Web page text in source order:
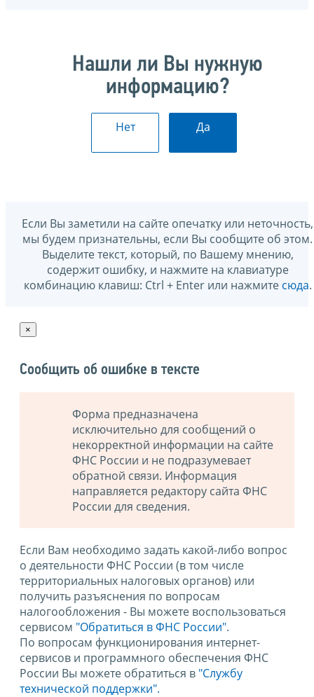
Нашли ли Вы нужную
информацию?
Нет Да
Если Вы заметили на сайте опечатку или неточность,
мы будем признательны, если Вы сообщите об этом.
Выделите текст, который, по Вашему мнению,
содержит ошибку, и нажмите на клавиатуре
комбинацию клавиш: Ctrl + Enter или нажмите сюда.
×
Сообщить об ошибке в тексте
Форма предназначена
исключительно для сообщений о
некорректной информации на сайте
ФНС России и не подразумевает
обратной связи. Информация
направляется редактору сайта ФНС
России для сведения.
Если Вам необходимо задать какой-либо вопрос
о деятельности ФНС России (в том числе
территориальных налоговых органов) или
получить разъяснения по вопросам
налогообложения - Вы можете воспользоваться
сервисом "Обратиться в ФНС России".
По вопросам функционирования интернет-
сервисов и программного обеспечения ФНС
России Вы можете обратиться в "Службу
технической поддержки".